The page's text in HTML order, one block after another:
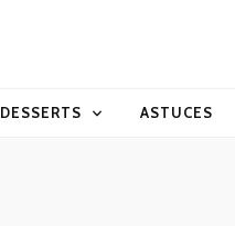
DESSERTS ASTUCES